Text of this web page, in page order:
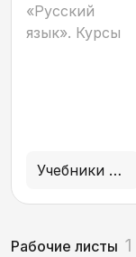
«Русский
язык». Курсы
Учебники и учебные пособия
Рабочие листы 1